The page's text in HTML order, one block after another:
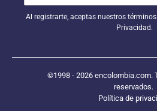
Al registrarte, aceptas nuestros
Privacidad.
©1998 - 2026 encolombia.com.
reservados.
Política de